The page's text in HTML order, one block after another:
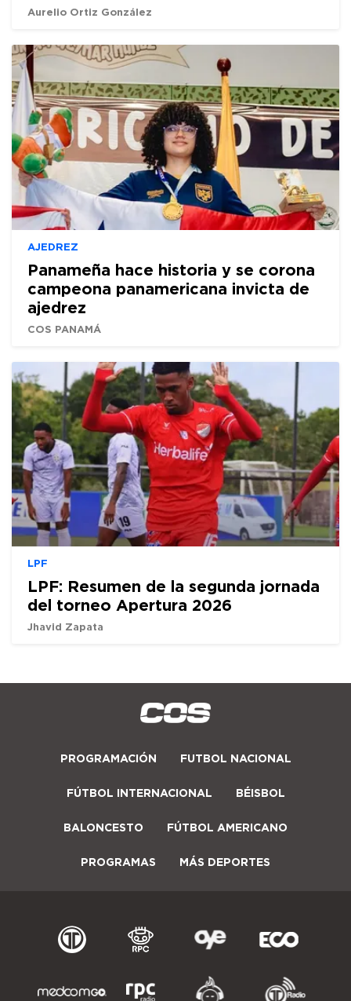
Aurelio Ortiz González
AJEDREZ
Panameña hace historia y se corona
campeona panamericana invicta de
ajedrez
COS PANAMÁ
LPF
LPF: Resumen de la segunda jornada
del torneo Apertura 2026
Jhavid Zapata
PROGRAMACIÓN FUTBOL NACIONAL
FÚTBOL INTERNACIONAL BÉISBOL
BALONCESTO FÚTBOL AMERICANO
PROGRAMAS MÁS DEPORTES